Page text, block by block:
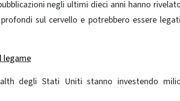
negli ultimi dieci anni hanno
sul cervello e potrebbero essere
legame
degli Stati Uniti stanno investendo